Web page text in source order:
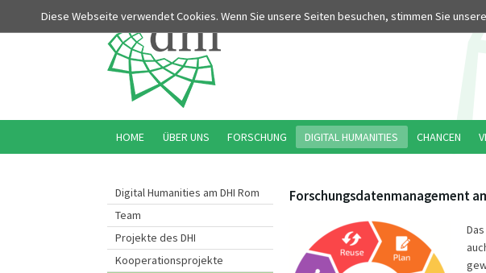
Diese Webseite verwendet Cookies. Wenn Sie unsere Seiten besuchen, stimmen Sie
Digital Humanities am DHI Rom
Team
Projekte des DHI
Kooperationsprojekte
Forschungsdatenmanagement
HOME ÜBER UNS FORSCHUNG DIGITAL HUMANITIES CHANCEN